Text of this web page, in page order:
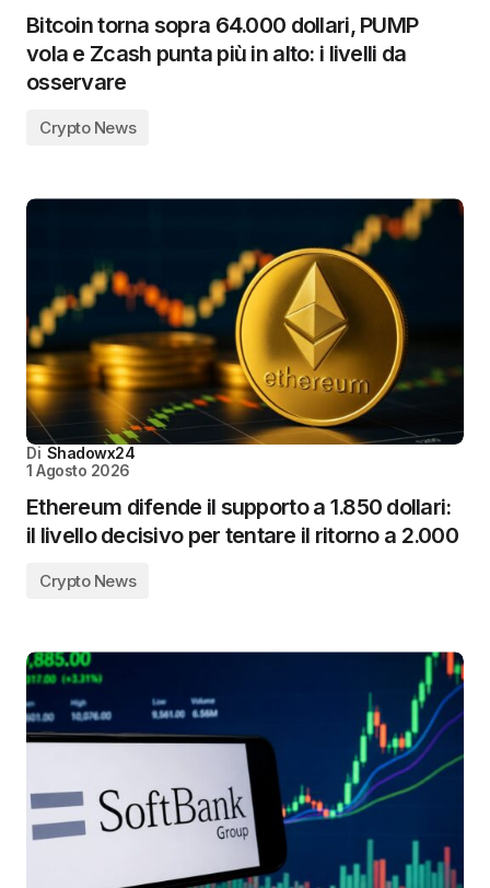
Bitcoin torna sopra 64.000 dollari, PUMP
vola e Zcash punta più in alto: i livelli da
osservare
Crypto News
Di Shadowx24
1 Agosto 2026
Ethereum difende il supporto a 1.850 dollari:
il livello decisivo per tentare il ritorno a 2.000
Crypto News